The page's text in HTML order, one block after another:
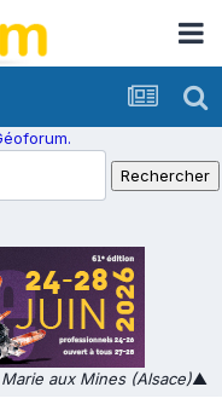
aux Mines (Alsace)▲